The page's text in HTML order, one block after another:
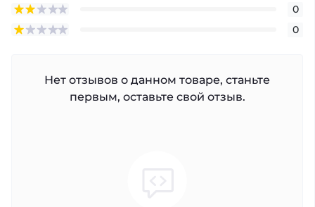
0
0
Нет отзывов о данном товаре, станьте
первым, оставьте свой отзыв.